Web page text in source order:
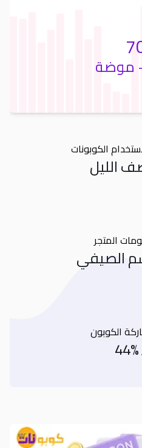
– موضة
الكوبونات
Orders
الليل
المتجر
الصيفي
الكوبون
Coupon Share Rate
44%